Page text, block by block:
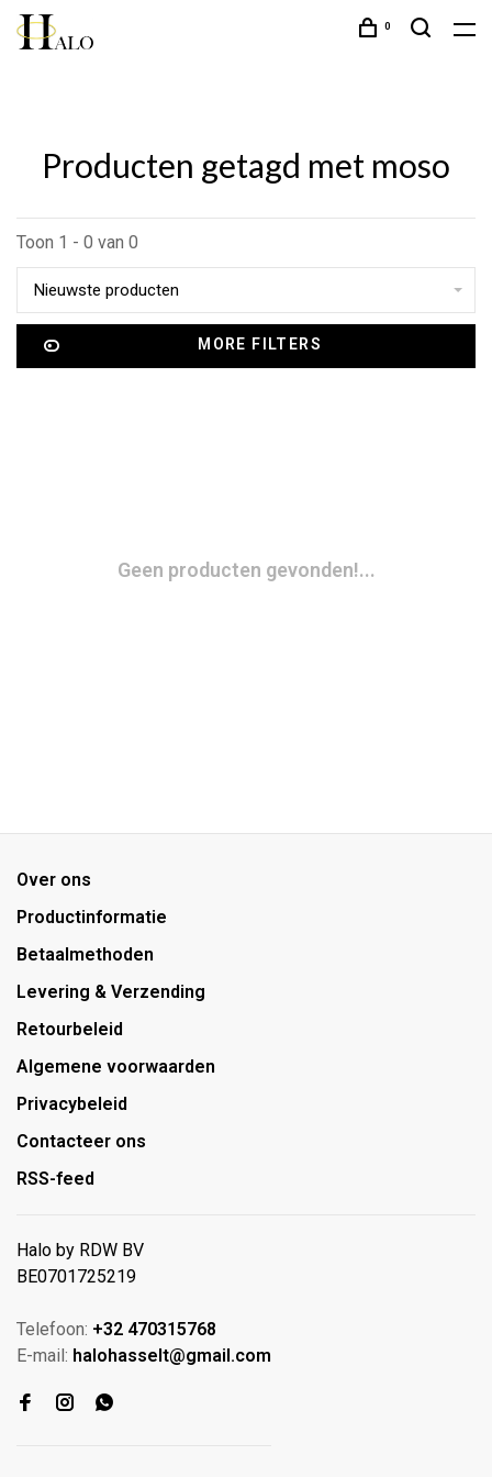
0
Producten getagd met moso
Toon 1 - 0 van 0
Nieuwste producten
MORE FILTERS
Geen producten gevonden!...
Over ons
Productinformatie
Betaalmethoden
Levering & Verzending
Retourbeleid
Algemene voorwaarden
Privacybeleid
Contacteer ons
RSS-feed
Halo by RDW BV
BE0701725219
Telefoon: +32 470315768
E-mail: halohasselt@gmail.com